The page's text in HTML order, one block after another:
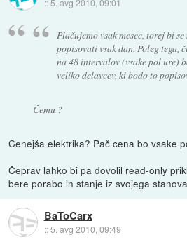
:: 5. avg 2010, 09:01
Plačujemo vsak mesec, torej bi
popisovati vsak dan. Poleg tega,
na 48 intervalov (vsake pol ure)
veliko delavcev, ki bodo to
Čemu ?
Cenejša elektrika? Pač cena bo vsake
Čeprav lahko bi pa dovolil read-only
bere porabo in stanje iz svojega
BaToCarx
::5. avg 2010, 09:49